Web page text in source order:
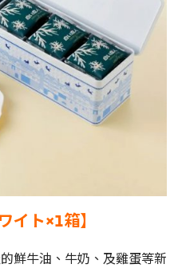
イト×1箱】
鮮牛油、牛奶、及雞蛋等新